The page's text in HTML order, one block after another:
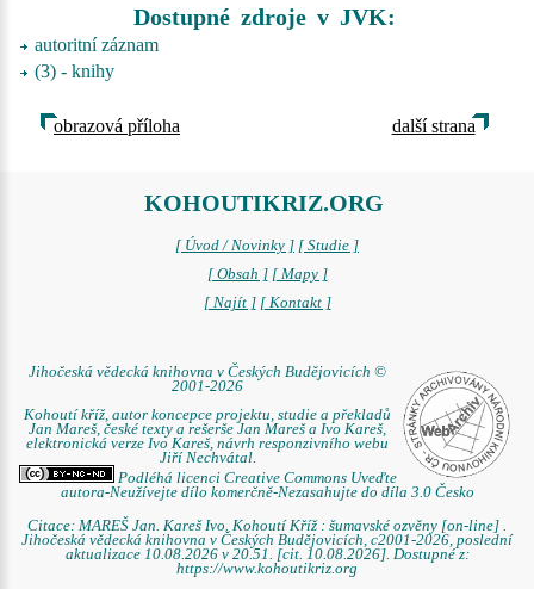
Dostupné zdroje v JVK:
autoritní záznam
(3) - knihy
obrazová příloha další strana
KOHOUTIKRIZ.ORG
[ Úvod / Novinky ] [ Studie ]
[ Obsah ] [ Mapy ]
[ Najít ] [ Kontakt ]
Jihočeská vědecká knihovna v Českých Budějovicích ©
2001-2026
Kohoutí kříž, autor koncepce projektu, studie a překladů
Jan Mareš, české texty a rešerše Jan Mareš a Ivo Kareš,
elektronická verze Ivo Kareš, návrh responzivního webu
Jiří Nechvátal.
Podléhá licenci Creative Commons Uveďte
autora-Neužívejte dílo komerčně-Nezasahujte do díla 3.0 Česko
Citace: MAREŠ Jan. Kareš Ivo. Kohoutí Kříž : šumavské ozvěny [on-line] .
Jihočeská vědecká knihovna v Českých Budějovicích, c2001-2026, poslední
aktualizace 10.08.2026 v 20.51. [cit. 10.08.2026]. Dostupné z:
https://www.kohoutikriz.org